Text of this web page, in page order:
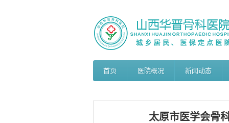
首页 医院概况 新闻动态
太原市医学会骨